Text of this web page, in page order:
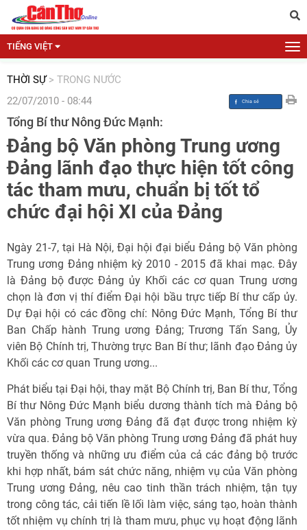
TIẾNG VIỆT
THỜI SỰ > TRONG NƯỚC
22/07/2010 - 08:44
Tổng Bí thư Nông Đức Mạnh:
Đảng bộ Văn phòng Trung ương
Đảng lãnh đạo thực hiện tốt công
tác tham mưu, chuẩn bị tốt tổ
chức đại hội XI của Đảng
Ngày 21-7, tại Hà Nội, Đại hội đại biểu Đảng bộ Văn phòng
Trung ương Đảng nhiệm kỳ 2010 - 2015 đã khai mạc. Đây
là Đảng bộ được Đảng ủy Khối các cơ quan Trung ương
chọn là đơn vị thí điểm Đại hội bầu trực tiếp Bí thư cấp ủy.
Dự Đại hội có các đồng chí: Nông Đức Mạnh, Tổng Bí thư
Ban Chấp hành Trung ương Đảng; Trương Tấn Sang, Ủy
viên Bộ Chính trị, Thường trực Ban Bí thư; lãnh đạo Đảng ủy
Khối các cơ quan Trung ương...
Phát biểu tại Đại hội, thay mặt Bộ Chính trị, Ban Bí thư, Tổng
Bí thư Nông Đức Mạnh biểu dương thành tích mà Đảng bộ
Văn phòng Trung ương Đảng đã đạt được trong nhiệm kỳ
vừa qua. Đảng bộ Văn phòng Trung ương Đảng đã phát huy
truyền thống và những ưu điểm của cả các đảng bộ trước
khi hợp nhất, bám sát chức năng, nhiệm vụ của Văn phòng
Trung ương Đảng, nêu cao tinh thần trách nhiệm, tận tụy
trong công tác, cải tiến lề lối làm việc, sáng tạo, hoàn thành
tốt nhiệm vụ chính trị là tham mưu, phục vụ hoạt động lãnh